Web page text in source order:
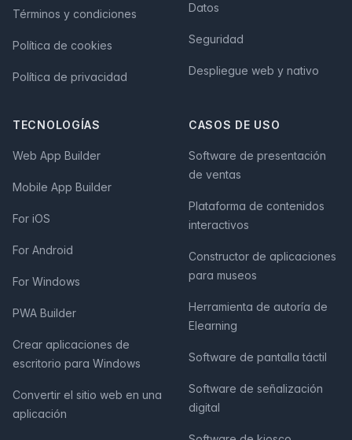
Términos y condiciones
Política de cookies
Política de privacidad
Datos
Seguridad
Despliegue web y nativo
TECNOLOGÍAS
Web App Builder
Mobile App Builder
For iOS
For Android
For Windows
PWA Builder
Crear aplicaciones de
escritorio para Windows
Convertir el sitio web en una
aplicación
CASOS DE USO
Software de presentación
de ventas
Plataforma de contenidos
interactivos
Constructor de aplicaciones
para museos
Herramienta de autoría de
Elearning
Software de pantalla táctil
Software de señalización
digital